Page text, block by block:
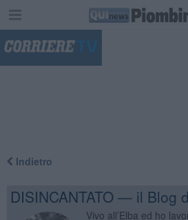
Indietro
DISINCANTATO — il Blog
Vivo all’Elba ed ho